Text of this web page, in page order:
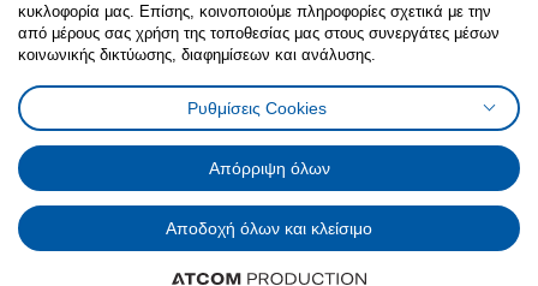
Πολιτική CookiesΔήλωση ψηφιακής προσβασιμότητας
Έντυπο Επιστροφής / ΑκύρωσηςΡυθμίσεις cookiesΌροι Χρήσης
Γενική Πολιτική Προσωπικών Δεδομένων
Πολιτική Προσωπικών Δεδομένων για IKEA.com.cy
© Inter-IKEA Systems B.V. 1999 - 2025
κυκλοφορία μας. Επίσης, κοινοποιούμε πληροφορίες σχετικά με την
από μέρους σας χρήση της τοποθεσίας μας στους συνεργάτες μέσων
κοινωνικής δικτύωσης, διαφημίσεων και ανάλυσης.
Ρυθμίσεις Cookies
Απόρριψη όλων
Αποδοχή όλων και κλείσιμο